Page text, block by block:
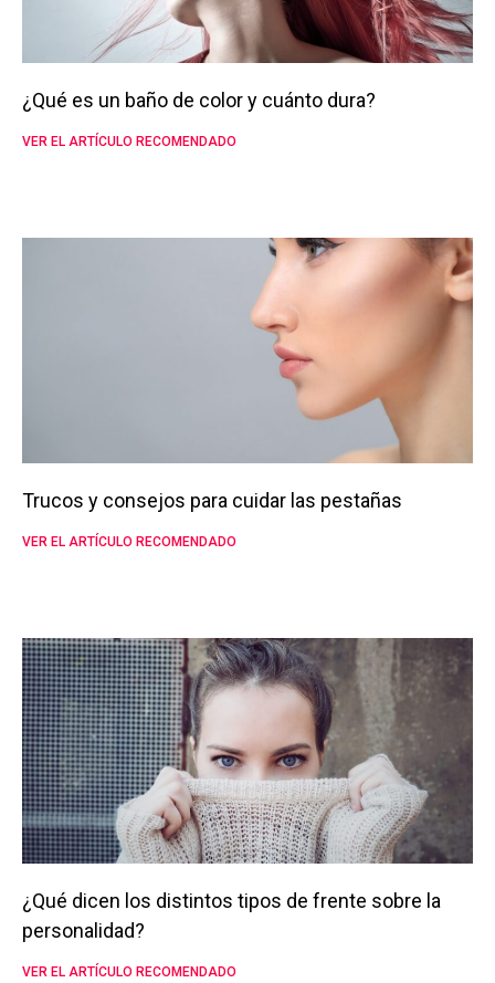
¿Qué es un baño de color y cuánto dura?
VER EL ARTÍCULO RECOMENDADO
Trucos y consejos para cuidar las pestañas
VER EL ARTÍCULO RECOMENDADO
¿Qué dicen los distintos tipos de frente sobre la
personalidad?
VER EL ARTÍCULO RECOMENDADO